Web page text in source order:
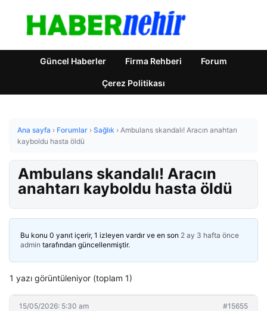
Güncel Haberler Firma Rehberi Forum
Çerez Politikası
Ana sayfa › Forumlar › Sağlık › Ambulans skandalı! Aracın anahtarı
kayboldu hasta öldü
Ambulans skandalı! Aracın
anahtarı kayboldu hasta öldü
Bu konu 0 yanıt içerir, 1 izleyen vardır ve en son 2 ay 3 hafta önce
admin tarafından güncellenmiştir.
1 yazı görüntüleniyor (toplam 1)
15/05/2026: 5:30 am #15655